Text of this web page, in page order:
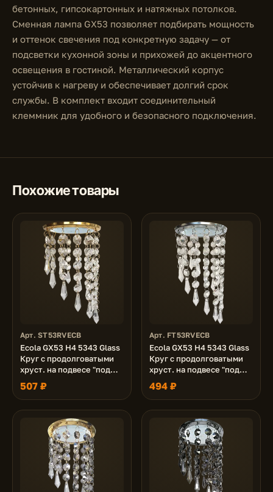
бетонных, гипсокартонных и натяжных потолков.
Сменная лампа GX53 позволяет подбирать мощность
и оттенок свечения под конкретную задачу — от
подсветки кухонной зоны и прихожей до акцентного
освещения в гостиной. Металлический корпус
устойчив к нагреву и обеспечивает долгий срок
службы. В комплект входит соединительный
клеммник для удобного и безопасного подключения.
Похожие товары
Арт. ST53RVECB
Ecola GX53 H4 5343 Glass
Круг с продолговатыми
хруст. на подвесе "под
скос" Прозрачный /
Золото 240x110 (к+)
507 ₽
Арт. FT53RVECB
Ecola GX53 H4 5343 Glass
Круг с продолговатыми
хруст. на подвесе "под
скос" Прозрачный / Хром
240x110 (к+)
494 ₽